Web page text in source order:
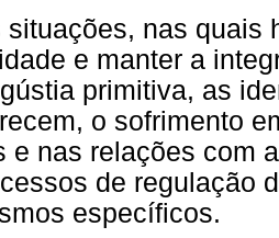
situações, nas quais
e manter a
primitiva, as
o sofrimento
e nas relações com
de regulação
específicos.